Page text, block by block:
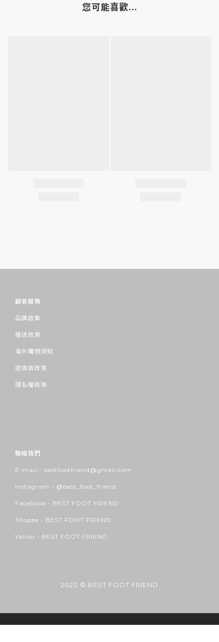
您可能喜歡...
顧客服務
品牌故事
運送政策
海外購物須知
退換貨政策
隱私權政策
聯絡我們
E-mail - bestfootfriend@gmail.com
Instagram - @best_foot_friend
Facebook - BEST FOOT FRIEND
Shopee - BEST FOOT FRIEND
Yahoo - BEST FOOT FRIEND
2020 © BEST FOOT FRIEND